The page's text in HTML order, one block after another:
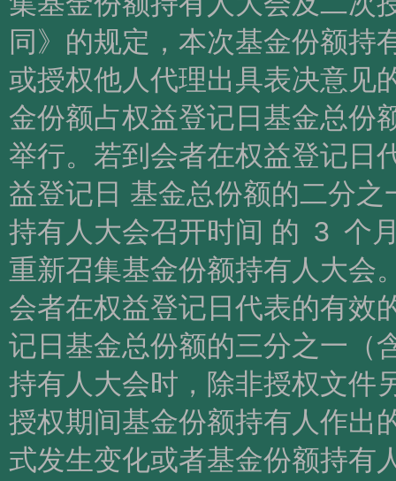
同》的规定，本次基金份额持
或授权他人代理出具表决意见
金份额占权益登记日基金总份
举行。若到会者在权益登记日
益登记日 基金总份额的二分
持有人大会召开时间 的 3 个
重新召集基金份额持有人大会
会者在权益登记日代表的有效
记日基金总份额的三分之一
持有人大会时，除非授权文件
授权期间基金份额持有人作出
式发生变化或者基金份额持有